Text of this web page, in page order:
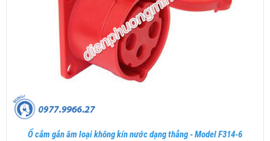
Ổ cắm gắn âm loại không kín nước dạng thẳng - Model F314-6